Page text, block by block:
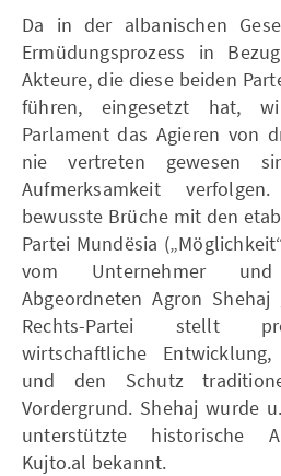
Da in der albanischen
Ermüdungsprozess in
Akteure, die diese beiden
führen, eingesetzt hat,
Parlament das Agieren von
nie vertreten gewesen
Aufmerksamkeit
bewusste Brüche mit den
Partei Mundësia
vom Unternehmer
Abgeordneten Agron
Rechts-Partei stellt
wirtschaftliche
und den Schutz
Vordergrund. Shehaj wurde
unterstützte historische
Kujto.al bekannt.